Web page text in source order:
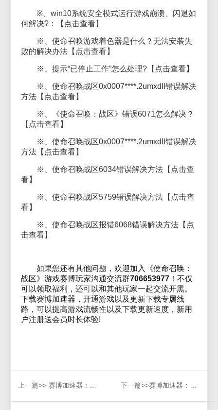
※、win10系统安全模式运行游戏崩溃、闪退如
何解决?：【点击查看】
※、使命召唤游戏着色器是什么？无法安装失
败的解决办法【点击查看】
※、提示“已停止工作”怎么处理?【点击查看】
※、使命召唤战区0x0007****.2umxdll错误解决
方法【点击查看】
※、《使命召唤：战区》错误6071怎么解决？
【点击查看】
※、使命召唤战区0x0007****.2umxdll错误解决
方法【点击查看】
※、使命召唤战区6034错误解决方法【点击查
看】
※、使命召唤战区5759错误解决方法【点击查
看】
※、使命召唤战区报错6068错误解决方法【点
击查看】
如果您还有其他问题，欢迎加入《使命召唤：
战区》游戏赛博玩家沟通交流群706653977！不仅
可以领取福利，还可以和其他玩家一起交流开黑。
下载赛博加速器，开通游戏以及更新下载专属线
路，可以提高游戏流畅性以及下载更新速度，新用
户注册送会员时长体验!
上一篇>> 赛博加速器：《使命召唤：战区》错误6071报错怎么解决？ 下一篇>>赛博加速器：使命召唤战区0x0007****.2umxdll错误解决方法